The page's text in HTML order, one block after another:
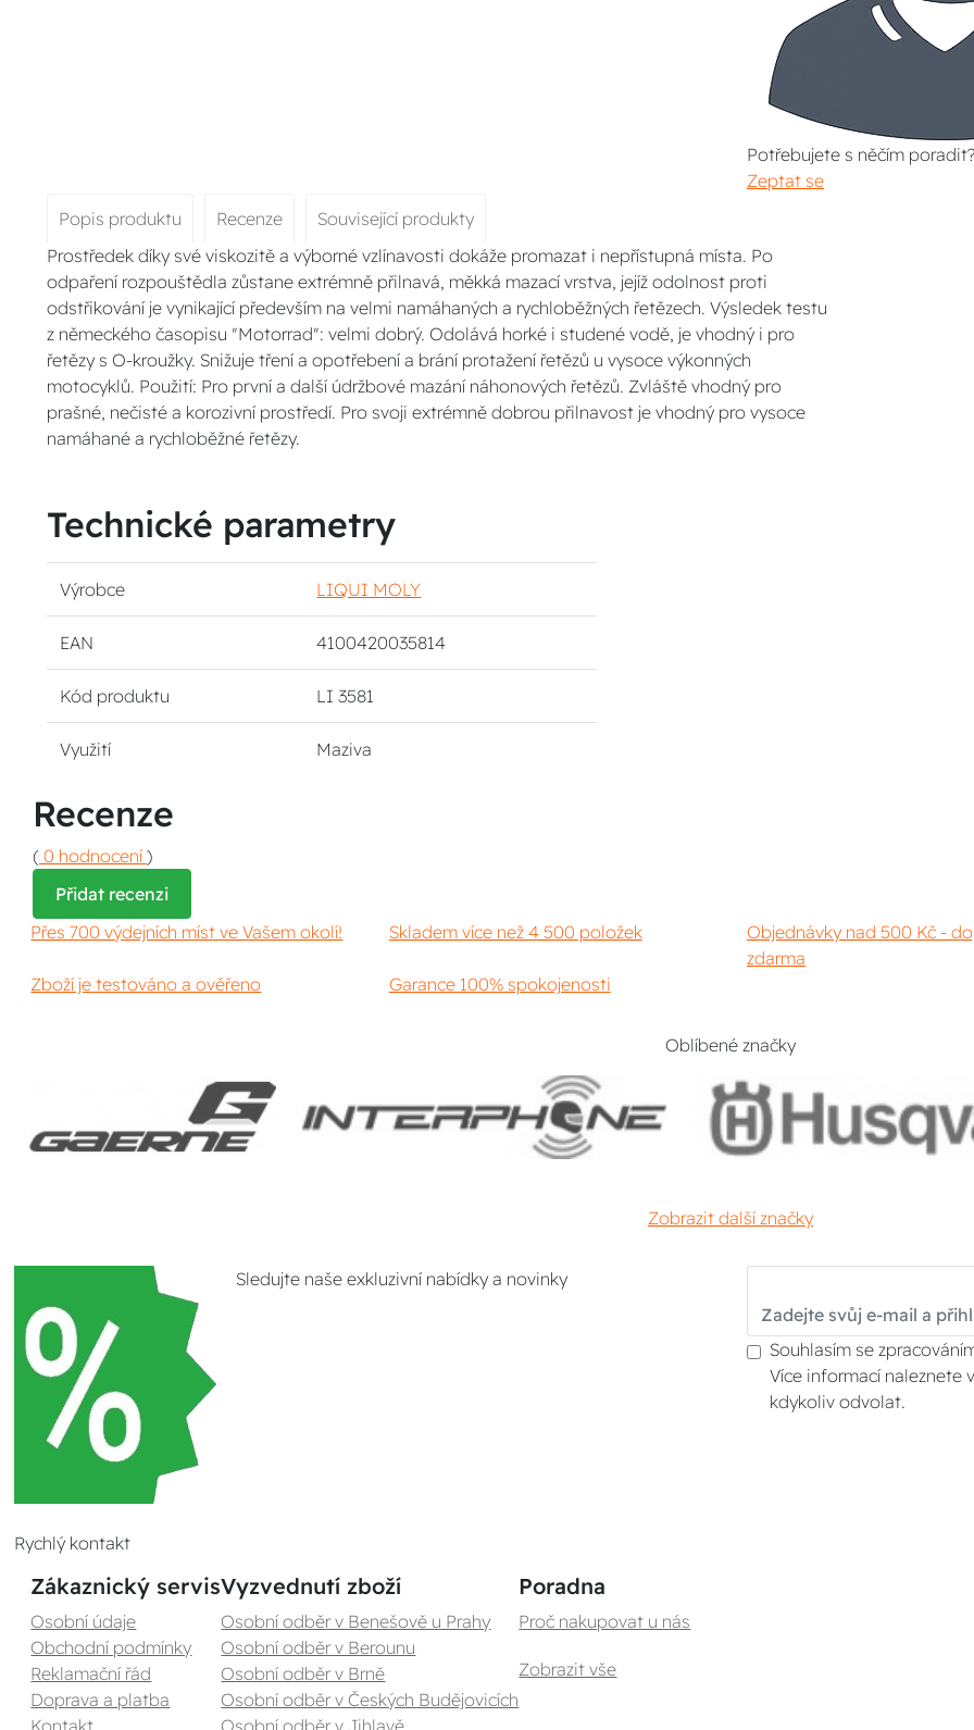
Potřebujete s něčím poradit?
Zeptat se
Popis produktu
Recenze
Související produkty
Prostředek díky své viskozitě a výborné vzlínavosti dokáže promazat i nepřístupná místa. Po
odpaření rozpouštědla zůstane extrémně přilnavá, měkká mazací vrstva, jejíž odolnost proti
odstřikování je vynikající především na velmi namáhaných a rychloběžných řetězech. Výsledek testu
z německého časopisu "Motorrad": velmi dobrý. Odolává horké i studené vodě, je vhodný i pro
řetězy s O-kroužky. Snižuje tření a opotřebení a brání protažení řetězů u vysoce výkonných
motocyklů. Použití: Pro první a další údržbové mazání náhonových řetězů. Zvláště vhodný pro
prašné, nečisté a korozivní prostředí. Pro svoji extrémně dobrou přilnavost je vhodný pro vysoce
namáhané a rychloběžné řetězy.
Technické parametry
Výrobce LIQUI MOLY
EAN 4100420035814
Kód produktu LI 3581
Využití Maziva
Recenze
( 0 hodnocení )
Přidat recenzi
Přes 700 výdejních míst ve Vašem okolí!
Skladem více než 4 500 položek
Objednávky nad 500 Kč -
zdarma
Zboží je testováno a ověřeno
Garance 100% spokojenosti
Oblíbené značky
Zobrazit další značky
Sledujte naše exkluzivní nabídky a novinky
Souhlasím se
Více informací naleznete
kdykoliv odvolat.
Rychlý kontakt
Zákaznický servis
Osobní údaje
Obchodní podmínky
Reklamační řád
Doprava a platba
Vyzvednutí zboží
Osobní odběr v Benešově u Prahy
Osobní odběr v Berounu
Osobní odběr v Brně
Osobní odběr v Českých Budějovicích
Poradna
Proč nakupovat u nás
Zobrazit vše